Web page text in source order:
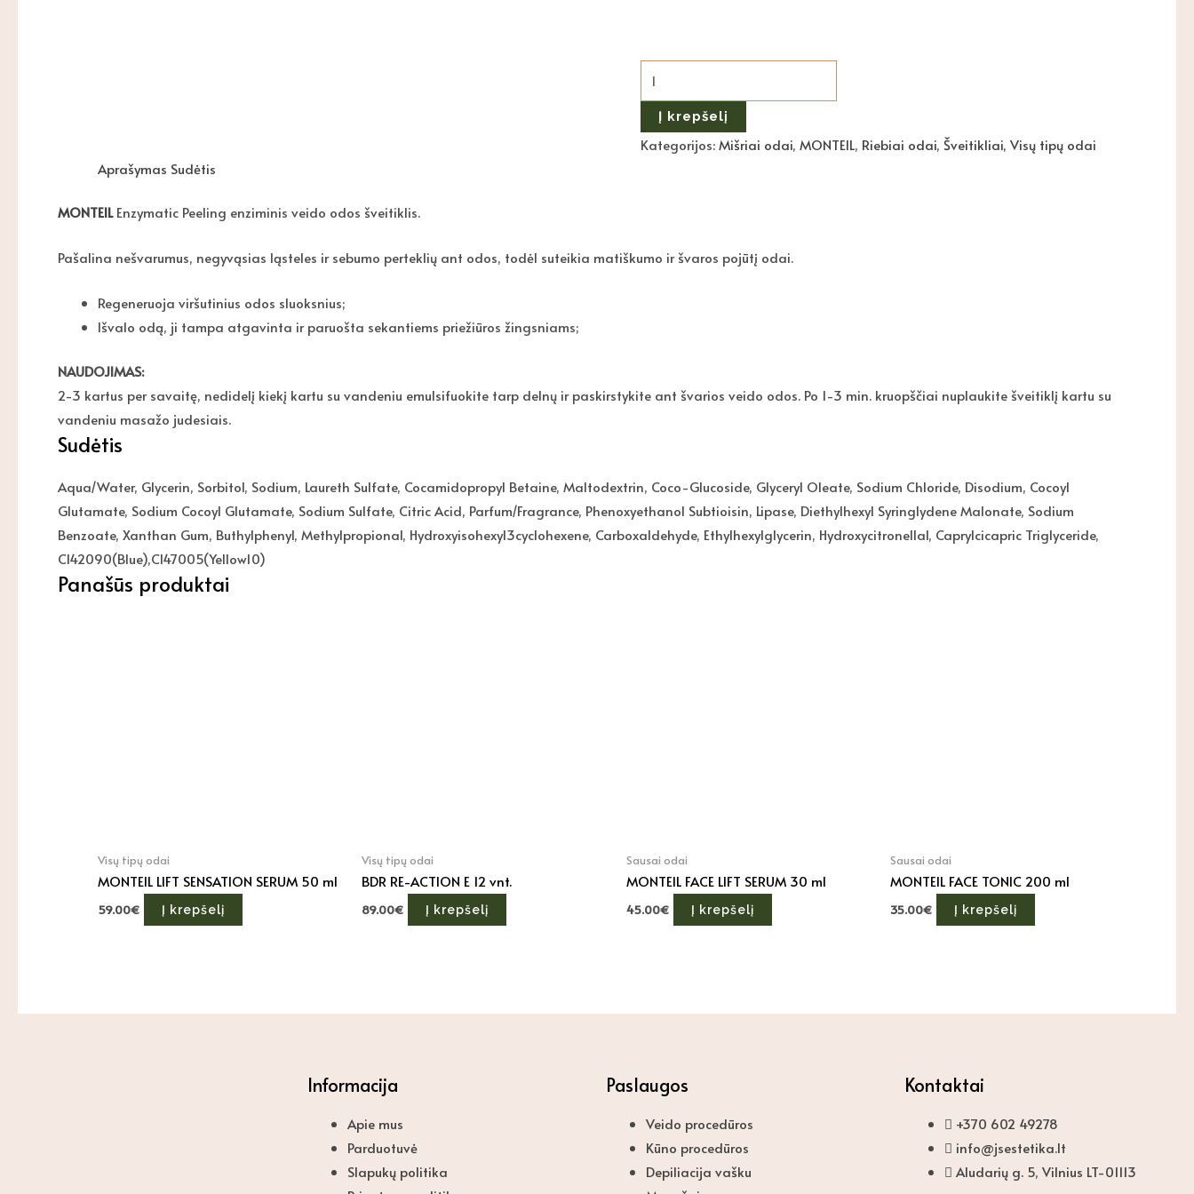
Į krepšelį
Kategorijos:Mišriai odai, MONTEIL, Riebiai odai, Šveitikliai, Visų tipų odai
Aprašymas Sudėtis
MONTEILEnzymatic Peeling enziminis veido odos šveitiklis.
Pašalina nešvarumus, negyvąsias ląsteles ir sebumo perteklių ant odos, todėl suteikia matiškumo ir švaros pojūtį odai.
Regeneruoja viršutinius odos sluoksnius;
Išvalo odą, ji tampa atgavinta ir paruošta sekantiems priežiūros žingsniams;
NAUDOJIMAS:
2-3 kartus per savaitę, nedidelį kiekį kartu su vandeniu emulsifuokite tarp delnų ir paskirstykite ant švarios veido odos. Po 1-3 min. kruopščiai nuplaukite šveitiklį kartu su
vandeniu masažo judesiais.
Sudėtis
Aqua/Water, Glycerin, Sorbitol, Sodium, Laureth Sulfate, Cocamidopropyl Betaine, Maltodextrin, Coco-Glucoside, Glyceryl Oleate, Sodium Chloride, Disodium, Cocoyl
Glutamate, Sodium Cocoyl Glutamate, Sodium Sulfate, Citric Acid, Parfum/Fragrance, Phenoxyethanol Subtioisin, Lipase, Diethylhexyl Syringlydene Malonate, Sodium
Benzoate, Xanthan Gum, Buthylphenyl, Methylpropional, Hydroxyisohexyl3cyclohexene, Carboxaldehyde, Ethylhexylglycerin, Hydroxycitronellal, Caprylcicapric Triglyceride,
Cl42090(Blue),Cl47005(Yellow10)
Panašūs produktai
Visų tipų odai
MONTEIL LIFT SENSATION SERUM 50 ml
59.00€ Į krepšelį
Visų tipų odai
BDR RE-ACTION E 12 vnt.
89.00€ Į krepšelį
Sausai odai
MONTEIL FACE LIFT SERUM 30 ml
45.00€ Į krepšelį
Sausai odai
MONTEIL FACE TONIC 200 ml
35.00€ Į krepšelį
Informacija
Menu Apie mus
Parduotuvė
Slapukų politika
Paslaugos
Menu Veido procedūros
Kūno procedūros
Depiliacija vašku
Kontaktai
+370 602 49278
info@jsestetika.lt
Aludarių g. 5, Vilnius LT-01113